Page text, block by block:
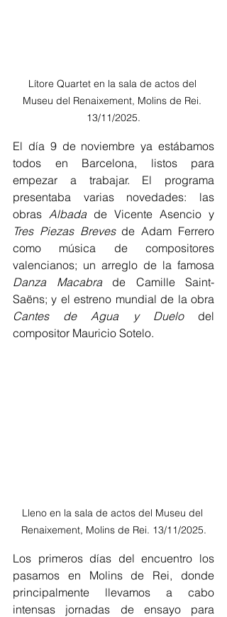
Lítore Quartet en la sala de actos del
Museu del Renaixement, Molins de Rei.
13/11/2025.
El día 9 de noviembre ya estábamos
todos en Barcelona, listos para
empezar a trabajar. El programa
presentaba varias novedades: las
obras Albada
Tres Piezas Breves de Adam Ferrero
como música de compositores
Danza Macabra de Camille Saint-
Cantes de Agua y Duelo del
compositor Mauricio Sotelo.
Lleno en la sala de actos del Museu del
Renaixement, Molins de Rei. 13/11/2025.
Los primeros días del encuentro los
pasamos en Molins de Rei, donde
principalmente llevamos a cabo
intensas jornadas de ensayo para